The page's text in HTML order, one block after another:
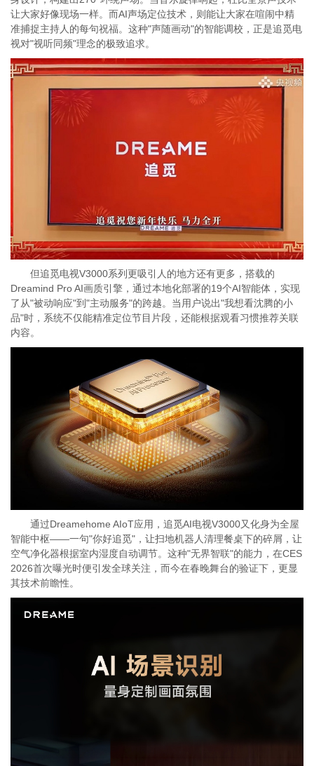
让大家好像现场一样。而AI声场定位技术，则能让大家在喧闹中精
准捕捉主持人的每句祝福。这种"声随画动"的智能调校，正是追觅电
视对"视听同频"理念的极致追求。
但追觅电视V3000系列更吸引人的地方还有更多，搭载的
Dreamind Pro AI画质引擎，通过本地化部署的19个AI智能体，实现
了从"被动响应"到"主动服务"的跨越。当用户说出"我想看沈腾的小
品"时，系统不仅能精准定位节目片段，还能根据观看习惯推荐关联
内容。
通过Dreamehome AIoT应用，追觅AI电视V3000又化身为全屋
智能中枢——一句"你好追觅"，让扫地机器人清理餐桌下的碎屑，让
空气净化器根据室内湿度自动调节。这种"无界智联"的能力，在CES
2026首次曝光时便引发全球关注，而今在春晚舞台的验证下，更显
其技术前瞻性。